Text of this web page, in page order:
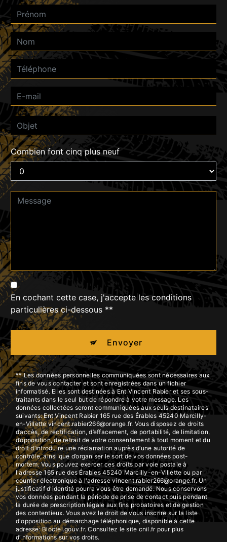
Combien font cinq plus neuf
En cochant cette case, j'accepte les conditions
particulières ci-dessous **
Envoyer
** Les données personnelles communiquées sont nécessaires aux
fins de vous contacter et sont enregistrées dans un fichier
informatisé. Elles sont destinées à Ent Vincent Rabier et ses sous-
traitants dans le seul but de répondre à votre message. Les
données collectées seront communiquées aux seuls destinataires
suivants: Ent Vincent Rabier 165 rue des Érables 45240 Marcilly-
en-Villette vincent.rabier266@orange.fr. Vous disposez de droits
d’accès, de rectification, d’effacement, de portabilité, de limitation,
d’opposition, de retrait de votre consentement à tout moment et du
droit d’introduire une réclamation auprès d’une autorité de
contrôle, ainsi que d’organiser le sort de vos données post-
mortem. Vous pouvez exercer ces droits par voie postale à
l'adresse 165 rue des Érables 45240 Marcilly-en-Villette ou par
courrier électronique à l'adresse vincent.rabier266@orange.fr. Un
justificatif d'identité pourra vous être demandé. Nous conservons
vos données pendant la période de prise de contact puis pendant
la durée de prescription légale aux fins probatoires et de gestion
des contentieux. Vous avez le droit de vous inscrire sur la liste
d'opposition au démarchage téléphonique, disponible à cette
adresse:Bloctel.gouv.fr. Consultez le site cnil.fr pour plus
d’informations sur vos droits.